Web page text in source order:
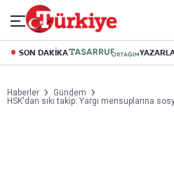
SON DAKİKA
Haberler
Gündem
HSK'dan sıkı takip: Yargı mensuplarına